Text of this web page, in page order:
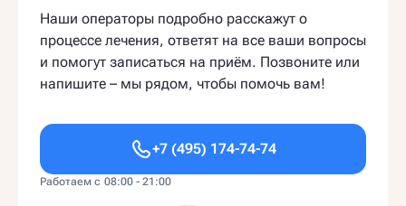
Наши операторы подробно расскажут о
процессе лечения, ответят на все ваши вопросы
и помогут записаться на приём. Позвоните или
напишите – мы рядом, чтобы помочь вам!
+7 (495) 174-74-74
Работаем с 08:00 - 21:00